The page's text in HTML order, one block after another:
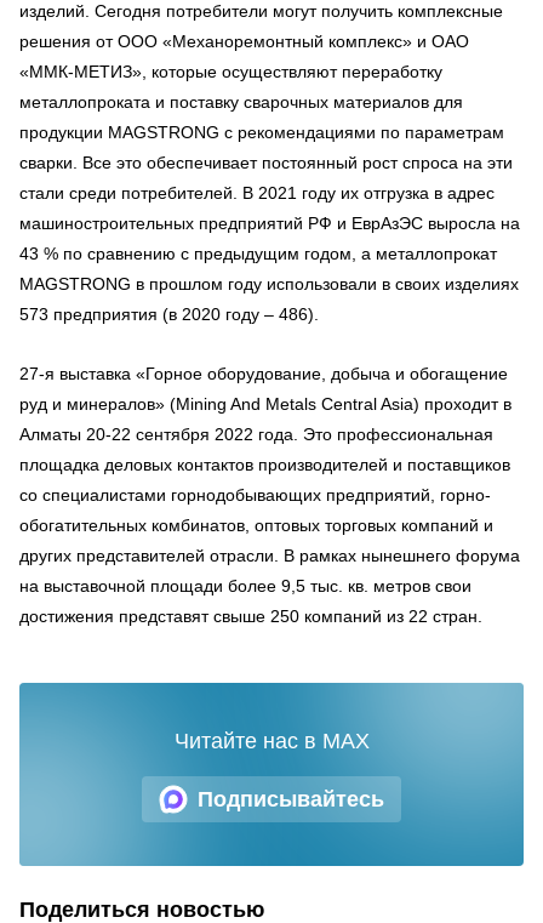
изделий. Сегодня потребители могут получить комплексные
решения от ООО «Механоремонтный комплекс» и ОАО
«ММК-МЕТИЗ», которые осуществляют переработку
металлопроката и поставку сварочных материалов для
продукции MAGSTRONG с рекомендациями по параметрам
сварки. Все это обеспечивает постоянный рост спроса на эти
стали среди потребителей. В 2021 году их отгрузка в адрес
машиностроительных предприятий РФ и ЕврАзЭС выросла на
43 % по сравнению с предыдущим годом, а металлопрокат
MAGSTRONG в прошлом году использовали в своих изделиях
573 предприятия (в 2020 году – 486).
27-я выставка «Горное оборудование, добыча и обогащение
руд и минералов» (Mining And Metals Central Asia) проходит в
Алматы 20-22 сентября 2022 года. Это профессиональная
площадка деловых контактов производителей и поставщиков
со специалистами горнодобывающих предприятий, горно-
обогатительных комбинатов, оптовых торговых компаний и
других представителей отрасли. В рамках нынешнего форума
на выставочной площади более 9,5 тыс. кв. метров свои
достижения представят свыше 250 компаний из 22 стран.
Подписывайтесь
Читайте нас в MAX
Поделиться новостью